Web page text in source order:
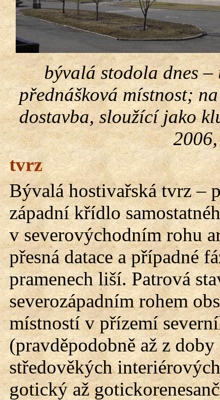
bývalá stodola dnes
přednášková místnost;
dostavba, sloužící jako
tvrz
Bývalá hostivařská tvrz –
západní křídlo
v severovýchodním rohu
přesná datace a případné
pramenech liší. Patrová
severozápadním rohem
místností v přízemí
(pravděpodobně až z
středověkých
gotický až